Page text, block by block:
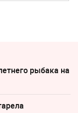
рыбака на